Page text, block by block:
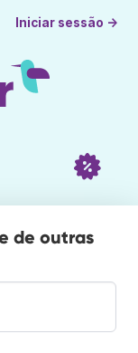
Iniciar sessão →
de outras